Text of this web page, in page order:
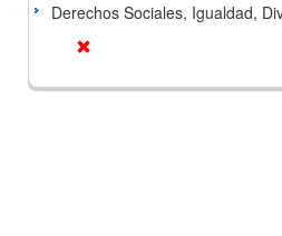
Derechos Sociales, Igualdad,